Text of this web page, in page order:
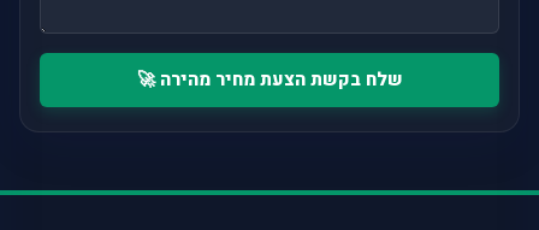
שלח בקשת הצעת מחיר מהירה 🚀